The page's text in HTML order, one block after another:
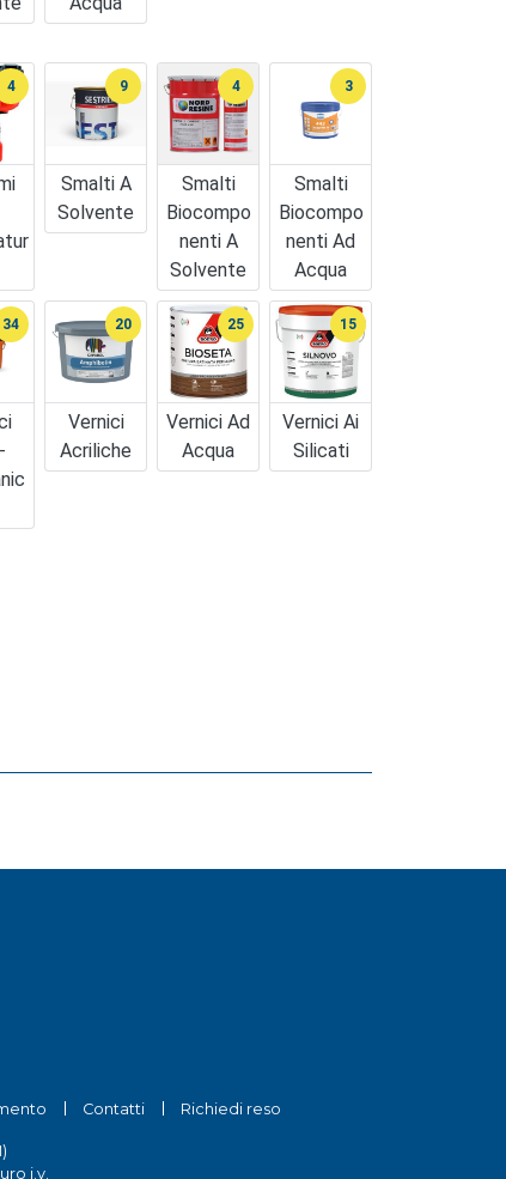
4
Smalti A
Solvente
9
Smalti
Biocompo
Nenti A
Solvente
4
Smalti
Biocompo
Nenti Ad
Acqua
3
34
Vernici
Acriliche
20
Vernici Ad
Acqua
25
Vernici Ai
Silicati
15
Contatti Richiedi reso
i.v.